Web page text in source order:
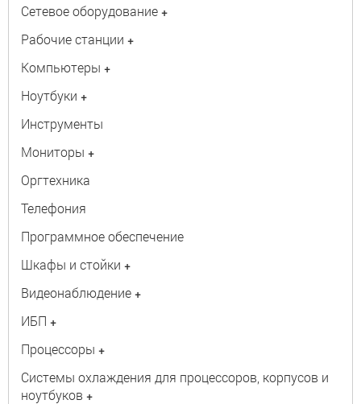
Сетевое оборудование +
Рабочие станции +
Компьютеры +
Ноутбуки +
Инструменты
Мониторы +
Оргтехника
Телефония
Программное обеспечение
Шкафы и стойки +
Видеонаблюдение +
ИБП +
Процессоры +
Системы охлаждения для процессоров, корпусов и
ноутбуков +